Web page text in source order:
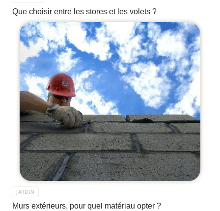
Que choisir entre les stores et les volets ?
JARDIN
Murs extérieurs, pour quel matériau opter ?